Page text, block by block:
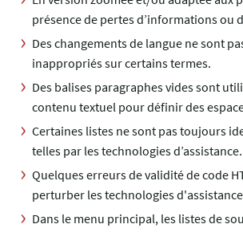
présence de pertes d’informations ou
Des changements de langue ne sont
inappropriés sur certains termes.
Des balises paragraphes vides sont
contenu textuel pour définir des
Certaines listes ne sont pas toujours
telles par les technologies d’assistance.
Quelques erreurs de validité de code
perturber les technologies
Dans le menu principal, les listes de